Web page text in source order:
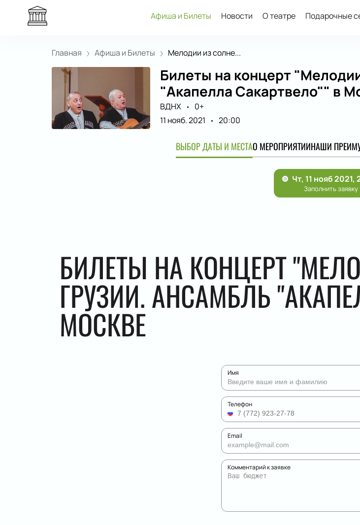
Афиша и Билеты Новости О театре Подарочные
Главная Афиша и Билеты Мелодии из солне...
Билеты на концерт
"Акапелла Сакартвело"" в
ВДНХ
0+
11 нояб. 2021
20:00
ВЫБОР ДАТЫ И МЕСТАО МЕРОПРИЯТИИНАШИ
БИЛЕТЫ НА КОНЦЕРТ
ГРУЗИИ. АНСАМБЛЬ
МОСКВЕ
Имя
Телефон
Email
Комментарий к заявке